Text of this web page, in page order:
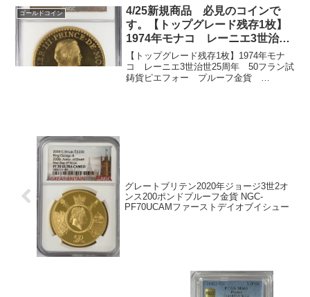
表面：ジェー...
ゴールドコイン
4/25新規商品 必見のコインで
す。【トップグレード残存1枚】
1974年モナコ レーニエ3世治世
25周年 50フラン試鋳貨ピエフ
ォー プルーフ金貨
PF66UCAM NGC社
【トップグレード残存1枚】1974年モナ
コ レーニエ3世治世25周年 50フラン試
鋳貨ピエフォー プルーフ金貨
グレートブリテン2020年ジョージ3世2オ
ンス200ポンドプルーフ金貨 NGC-
PF70UCAMファーストデイオブイシュー